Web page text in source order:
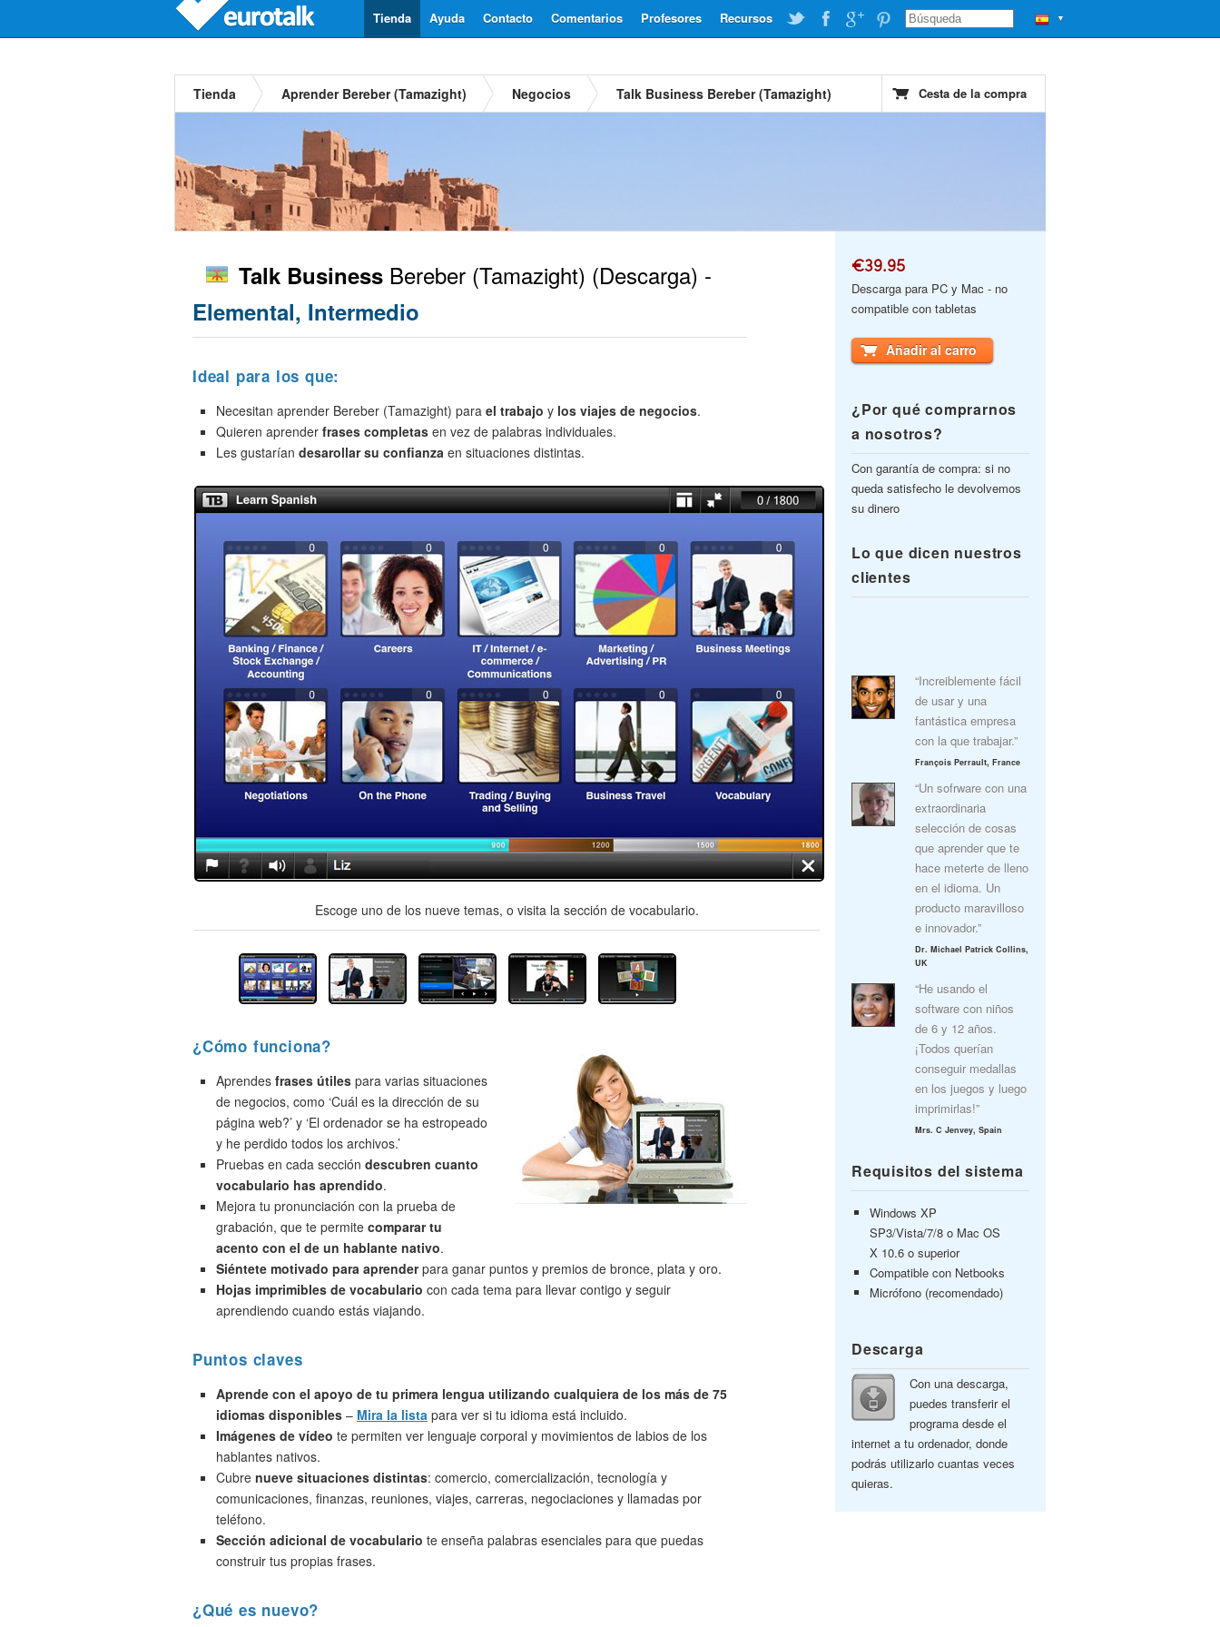
▼
Recursos
Profesores
Comentarios
Contacto
Ayuda
Tienda
Tienda Aprender Bereber (Tamazight) Negocios Talk Business Bereber (Tamazight) Cesta de la compra
Talk Business Bereber (Tamazight) (Descarga) -
Elemental, Intermedio
Ideal para los que:
Necesitan aprender Bereber (Tamazight) para el trabajo y los viajes de negocios.
Quieren aprender frases completas en vez de palabras individuales.
Les gustarían desarollar su confianza en situaciones distintas.
Escoge uno de los nueve temas, o visita la sección de vocabulario.
¿Cómo funciona?
Aprendes frases útiles para varias situaciones
de negocios, como ‘Cuál es la dirección de su
página web?’ y ‘El ordenador se ha estropeado
y he perdido todos los archivos.’
Pruebas en cada sección descubren cuanto
vocabulario has aprendido.
Mejora tu pronunciación con la prueba de
grabación, que te permite comparar tu
acento con el de un hablante nativo.
Siéntete motivado para aprenderpara ganar puntos y premios de bronce, plata y oro.
Hojas imprimibles de vocabulario con cada tema para llevar contigo y seguir
aprendiendo cuando estás viajando.
Puntos claves
Aprende con el apoyo de tu primera lengua utilizando cualquiera de los más de 75
idiomas disponibles – Mira la lista para ver si tu idioma está incluido.
Imágenes de vídeo te permiten ver lenguaje corporal y movimientos de labios de los
hablantes nativos.
Cubre nueve situaciones distintas: comercio, comercialización, tecnología y
comunicaciones, finanzas, reuniones, viajes, carreras, negociaciones y llamadas por
teléfono.
Sección adicional de vocabulario te enseña palabras esenciales para que puedas
construir tus propias frases.
¿Qué es nuevo?
€39.95
Descarga para PC y Mac - no
compatible con tabletas
Añadir al carro
¿Por qué comprarnos
a nosotros?
Con garantía de compra: si no
queda satisfecho le devolvemos
su dinero
Lo que dicen nuestros
clientes
“Increiblemente fácil
de usar y una
fantástica empresa
con la que trabajar.”
François Perrault, France
“Un sofrware con una
extraordinaria
selección de cosas
que aprender que te
hace meterte de lleno
en el idioma. Un
producto maravilloso
e innovador.”
Dr. Michael Patrick Collins,
UK
“He usando el
software con niños
de 6 y 12 años.
¡Todos querían
conseguir medallas
en los juegos y luego
imprimirlas!”
Mrs. C Jenvey, Spain
Requisitos del sistema
Windows XP
SP3/Vista/7/8 o Mac OS
X 10.6 o superior
Compatible con Netbooks
Micrófono (recomendado)
Descarga
Con una descarga,
puedes transferir el
programa desde el
internet a tu ordenador, donde
podrás utilizarlo cuantas veces
quieras.